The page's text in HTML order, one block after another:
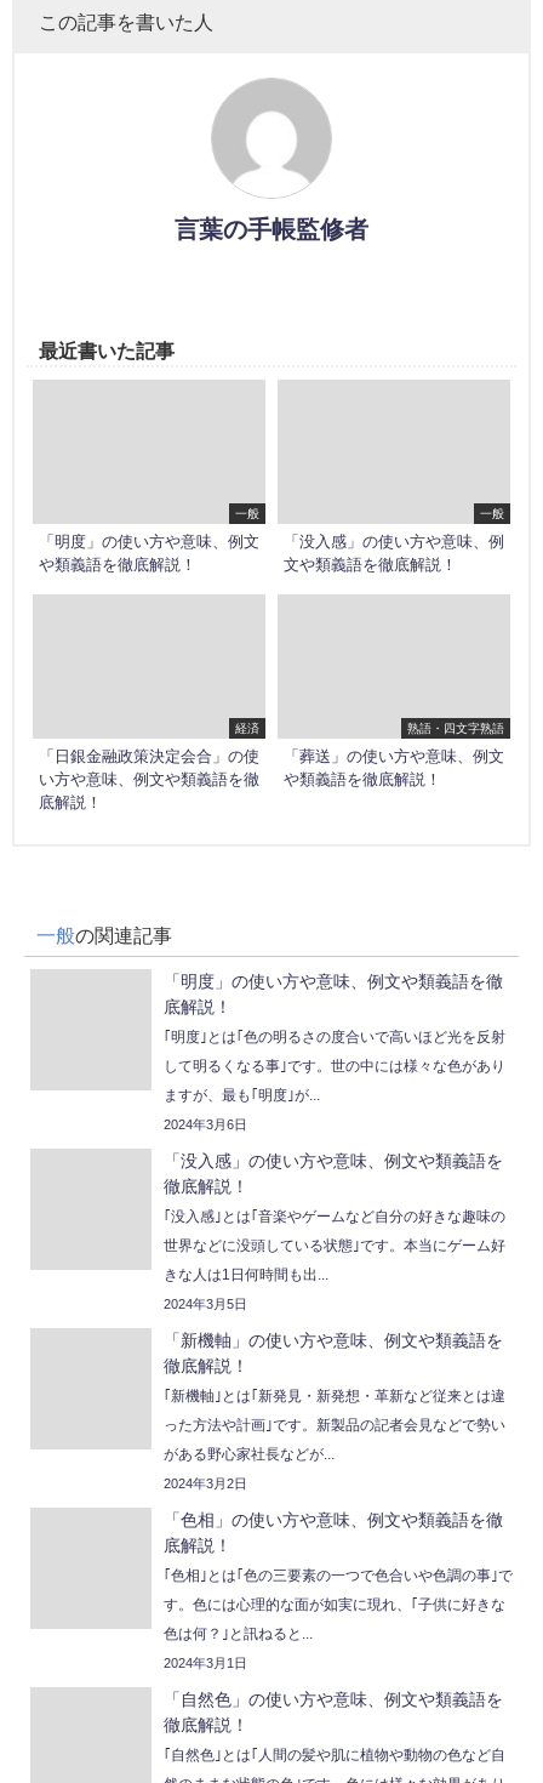
この記事を書いた人
言葉の手帳監修者
最近書いた記事
一般
「明度」の使い方や意味、例文
や類義語を徹底解説！
一般
「没入感」の使い方や意味、例
文や類義語を徹底解説！
経済
「日銀金融政策決定会合」の使
い方や意味、例文や類義語を徹
底解説！
熟語・四文字熟語
「葬送」の使い方や意味、例文
や類義語を徹底解説！
一般の関連記事
「明度」の使い方や意味、例文や類義語を徹
底解説！
｢明度｣とは｢色の明るさの度合いで高いほど光を反射
して明るくなる事｣です。世の中には様々な色があり
ますが、最も｢明度｣が...
2024年3月6日
「没入感」の使い方や意味、例文や類義語を
徹底解説！
｢没入感｣とは｢音楽やゲームなど自分の好きな趣味の
世界などに没頭している状態｣です。本当にゲーム好
きな人は1日何時間も出...
2024年3月5日
「新機軸」の使い方や意味、例文や類義語を
徹底解説！
｢新機軸｣とは｢新発見・新発想・革新など従来とは違
った方法や計画｣です。新製品の記者会見などで勢い
がある野心家社長などが...
2024年3月2日
「色相」の使い方や意味、例文や類義語を徹
底解説！
｢色相｣とは｢色の三要素の一つで色合いや色調の事｣で
す。色には心理的な面が如実に現れ、｢子供に好きな
色は何？｣と訊ねると...
2024年3月1日
「自然色」の使い方や意味、例文や類義語を
徹底解説！
｢自然色｣とは｢人間の髪や肌に植物や動物の色など自